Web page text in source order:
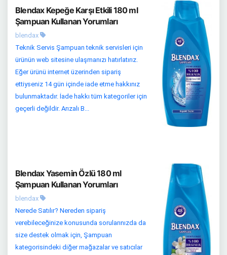
Blendax Kepeğe Karşı Etkili 180 ml
Şampuan Kullanan Yorumları
blendax
Teknik Servis Şampuan teknik servisleri için
ürünün web sitesine ulaşmanızı hatırlatırız.
Eğer ürünü internet üzerinden sipariş
ettiyseniz 14 gün içinde iade etme hakkınız
bulunmaktadır. İade hakkı tüm kategoriler için
geçerli değildir. Arızalı B...
Blendax Yasemin Özlü 180 ml
Şampuan Kullanan Yorumları
blendax
Nerede Satılır? Nereden sipariş
verebileceğinize konusunda sorularınızda da
size destek olmak için, Şampuan
kategorisindeki diğer mağazalar ve satıcılar